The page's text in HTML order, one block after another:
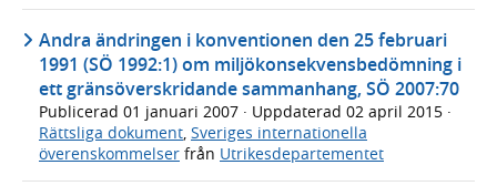
Andra ändringen i konventionen den 25 februari
1991 (SÖ 1992:1) om miljökonsekvensbedömning i
ett gränsöverskridande sammanhang, SÖ 2007:70
Publicerad 01 januari 2007 · Uppdaterad 02 april 2015 ·
Rättsliga dokument, Sveriges internationella
överenskommelser från Utrikesdepartementet